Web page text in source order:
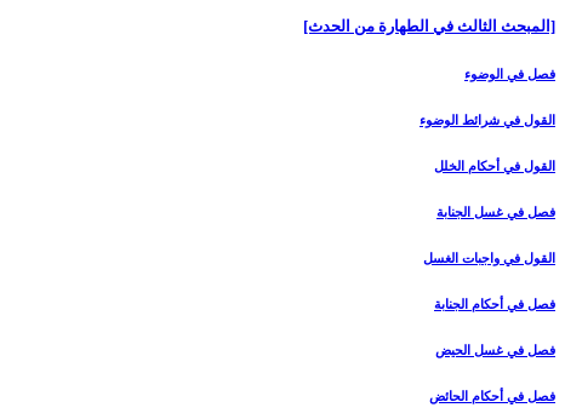
[المبحث الثالث في الطهارة من الحدث‏]
فصل في الوضوء
القول في شرائط الوضوء
القول في أحكام الخلل‏
فصل في غسل الجنابة
القول في واجبات الغسل‏
فصل في أحكام الجنابة
فصل في غسل الحيض‏
فصل في أحكام الحائض‏